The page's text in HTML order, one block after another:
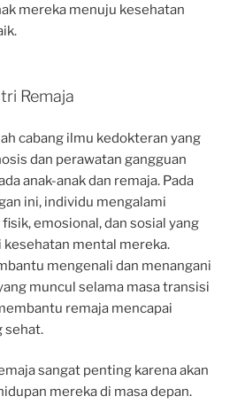
mereka menuju kesehatan
Remaja
cabang ilmu kedokteran yang
dan perawatan gangguan
anak-anak dan remaja. Pada
ini, individu mengalami
emosional, dan sosial yang
mental mereka.
mengenali dan menangani
muncul selama masa transisi
remaja mencapai
sehat.
sangat penting karena akan
mereka di masa depan.